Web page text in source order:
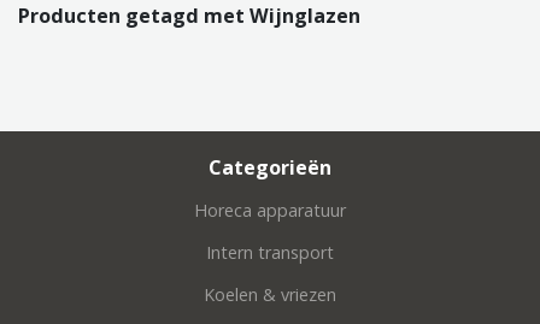
Producten getagd met Wijnglazen
Categorieën
Horeca apparatuur
Intern transport
Koelen & vriezen